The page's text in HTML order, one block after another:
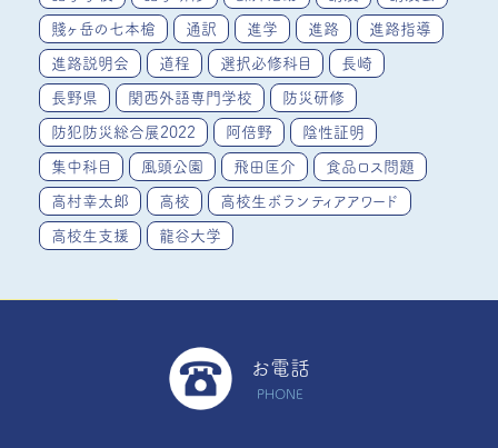
賤ヶ岳の七本槍 通訳 進学 進路 進路指導
進路説明会 道程 選択必修科目 長崎
長野県 関西外語専門学校 防災研修
防犯防災総合展2022 阿倍野 陰性証明
集中科目 風頭公園 飛田匡介 食品ロス問題
高村幸太郎 高校 高校生ボランティアアワード
高校生支援 龍谷大学
お電話
PHONE